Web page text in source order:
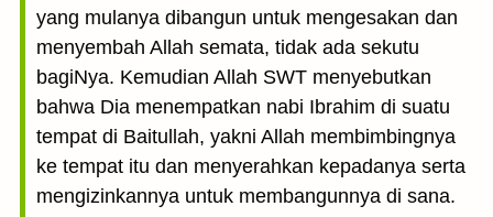
yang mulanya dibangun untuk mengesakan dan
menyembah Allah semata, tidak ada sekutu
bagiNya. Kemudian Allah SWT menyebutkan
bahwa Dia menempatkan nabi Ibrahim di suatu
tempat di Baitullah, yakni Allah membimbingnya
ke tempat itu dan me­nyerahkan kepadanya serta
mengizinkannya untuk membangunnya di sana.